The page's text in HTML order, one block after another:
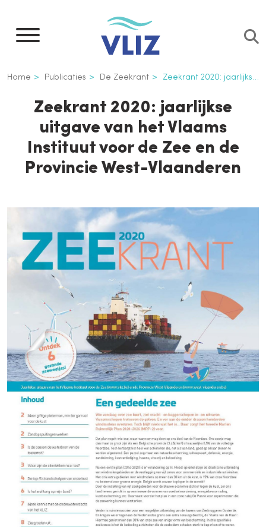
naar
inhoud
Kruimelpad
Home Publicaties De Zeekrant Zeekrant 2020: jaarlijkse uitgave van het Vlaams Instituut voor de Zee en de Provincie West-Vlaanderen
Zeekrant 2020: jaarlijkse
uitgave van het Vlaams
Instituut voor de Zee en de
Provincie West-Vlaanderen